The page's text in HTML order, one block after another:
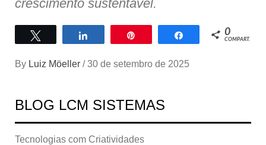
crescimento sustentável.
Compartilhar Compartilhar
0
COMPART.
By Luiz Möeller / 30 de setembro de 2025
BLOG LCM SISTEMAS
Tecnologias com Criatividades